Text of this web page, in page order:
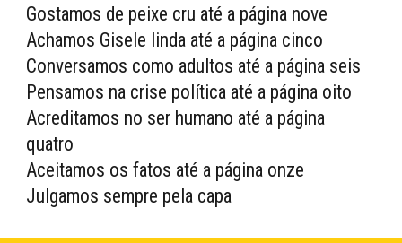
Gostamos de peixe cru até a página nove
Achamos Gisele linda até a página cinco
Conversamos como adultos até a página seis
Pensamos na crise política até a página oito
Acreditamos no ser humano até a página
quatro
Aceitamos os fatos até a página onze
Julgamos sempre pela capa